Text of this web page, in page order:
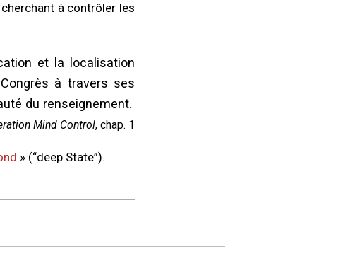
à contrôler les
et la localisation
à travers ses
du renseignement.
Mind Control, chap. 1
» (“deep State”).